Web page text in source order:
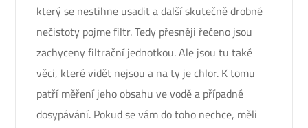
který se nestihne usadit a další skutečně drobné
nečistoty pojme filtr. Tedy přesněji řečeno jsou
zachyceny filtrační jednotkou. Ale jsou tu také
věci, které vidět nejsou a na ty je chlor. K tomu
patří měření jeho obsahu ve vodě a případné
dosypávání. Pokud se vám do toho nechce, měli